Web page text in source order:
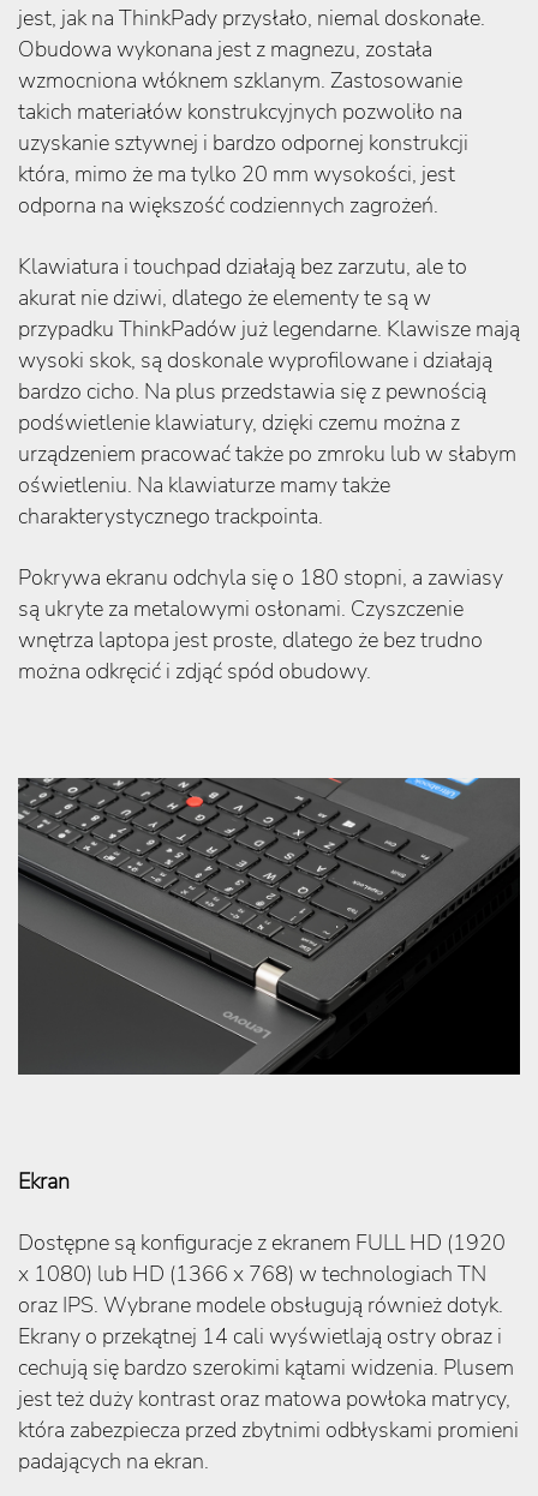
jest, jak na ThinkPady przysłało, niemal doskonałe.
Obudowa wykonana jest z magnezu, została
wzmocniona włóknem szklanym. Zastosowanie
takich materiałów konstrukcyjnych pozwoliło na
uzyskanie sztywnej i bardzo odpornej konstrukcji
która, mimo że ma tylko 20 mm wysokości, jest
odporna na większość codziennych zagrożeń.
Klawiatura i touchpad działają bez zarzutu, ale to
akurat nie dziwi, dlatego że elementy te są w
przypadku ThinkPadów już legendarne. Klawisze mają
wysoki skok, są doskonale wyprofilowane i działają
bardzo cicho. Na plus przedstawia się z pewnością
podświetlenie klawiatury, dzięki czemu można z
urządzeniem pracować także po zmroku lub w słabym
oświetleniu. Na klawiaturze mamy także
charakterystycznego trackpointa.
Pokrywa ekranu odchyla się o 180 stopni, a zawiasy
są ukryte za metalowymi osłonami. Czyszczenie
wnętrza laptopa jest proste, dlatego że bez trudno
można odkręcić i zdjąć spód obudowy.
Ekran
Dostępne są konfiguracje z ekranem FULL HD (1920
x 1080) lub HD (1366 x 768) w technologiach TN
oraz IPS. Wybrane modele obsługują również dotyk.
Ekrany o przekątnej 14 cali wyświetlają ostry obraz i
cechują się bardzo szerokimi kątami widzenia. Plusem
jest też duży kontrast oraz matowa powłoka matrycy,
która zabezpiecza przed zbytnimi odbłyskami promieni
padających na ekran.